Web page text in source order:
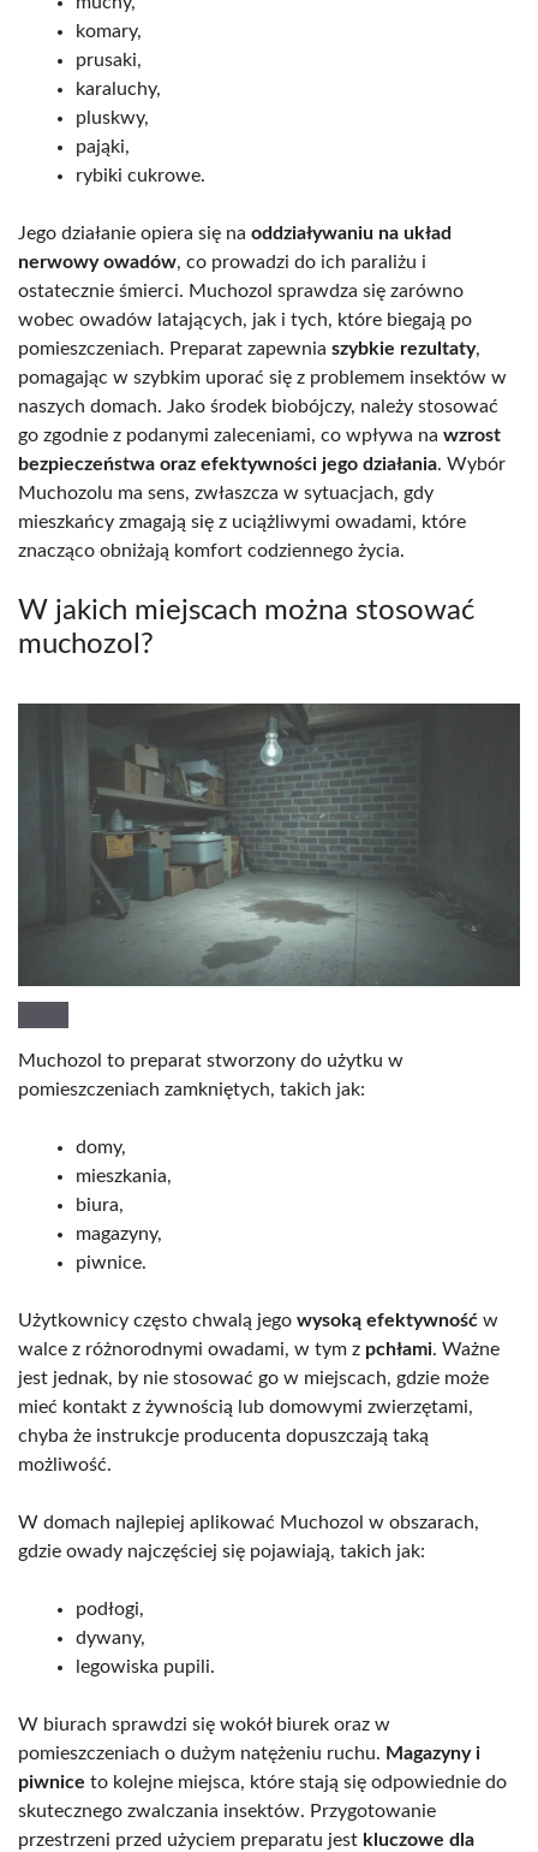
komary,
prusaki,
karaluchy,
pluskwy,
pająki,
rybiki cukrowe.
Jego działanie opiera się na oddziaływaniu na układ
nerwowy owadów, co prowadzi do ich paraliżu i
ostatecznie śmierci. Muchozol sprawdza się zarówno
wobec owadów latających, jak i tych, które biegają po
pomieszczeniach. Preparat zapewnia szybkie rezultaty,
pomagając w szybkim uporać się z problemem insektów w
naszych domach. Jako środek biobójczy, należy stosować
go zgodnie z podanymi zaleceniami, co wpływa na wzrost
bezpieczeństwa oraz efektywności jego działania. Wybór
Muchozolu ma sens, zwłaszcza w sytuacjach, gdy
mieszkańcy zmagają się z uciążliwymi owadami, które
znacząco obniżają komfort codziennego życia.
W jakich miejscach można stosować
muchozol?
Muchozol to preparat stworzony do użytku w
pomieszczeniach zamkniętych, takich jak:
domy,
mieszkania,
biura,
magazyny,
piwnice.
Użytkownicy często chwalą jego wysoką efektywność w
walce z różnorodnymi owadami, w tym z pchłami. Ważne
jest jednak, by nie stosować go w miejscach, gdzie może
mieć kontakt z żywnością lub domowymi zwierzętami,
chyba że instrukcje producenta dopuszczają taką
możliwość.
W domach najlepiej aplikować Muchozol w obszarach,
gdzie owady najczęściej się pojawiają, takich jak:
podłogi,
dywany,
legowiska pupili.
W biurach sprawdzi się wokół biurek oraz w
pomieszczeniach o dużym natężeniu ruchu. Magazyny i
piwnice to kolejne miejsca, które stają się odpowiednie do
skutecznego zwalczania insektów. Przygotowanie
przestrzeni przed użyciem preparatu jest kluczowe dla